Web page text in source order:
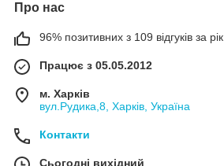
Про нас
96% позитивних з 109 відгуків за рік
Працює з 05.05.2012
м. Харків
вул.Рудика,8, Харків, Україна
Контакти
Сьогодні вихідний